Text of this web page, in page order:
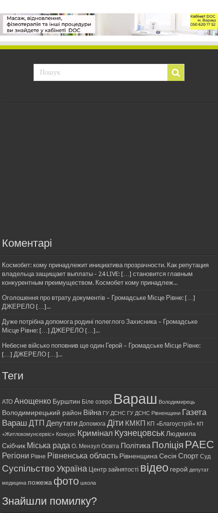
Коментарі
Космобет: кому принадлежит инициатива прозрачности. Как репутация
владельца защищает выплаты - 24 LIVE: […] становится главным
конкурентным преимуществом. Космобет кому принадлеж...
Оголошення про втрату документів – Громадське Місце Рівне: […]
ДЖЕРЕЛО […]...
Дуже потрібна допомога родині полеглого Захисника – Громадське
Місце Рівне: […] ДЖЕРЕЛО […]...
Небесне військо поповнив ще один Герой – Громадське Місце Рівне:
[…] ДЖЕРЕЛО […]...
Теги
АТО Анощенко Бурштин Біле озеро Вараш Володимирець
Володимирецький район Війна ГУ ДСНС ГУ ДСНС Рівненщини Газета
Вараш ДТП Депутати Допомога Діти КМКП КП «Благоустрій» КП
«Житлокомунсервіс» Конкурс Кримінал Кузнецовськ Людмила
Скібчик Міська рада О. Мензул Освіта ПолітикаПоліція РАЕС
Регіони Рівне Рівненська область Рівненщина Сесія Спорт Суд
Суспільство Україна Центр зайнятості відео герой депутат
медицина пожежа фото школа
Знайшли помилку?